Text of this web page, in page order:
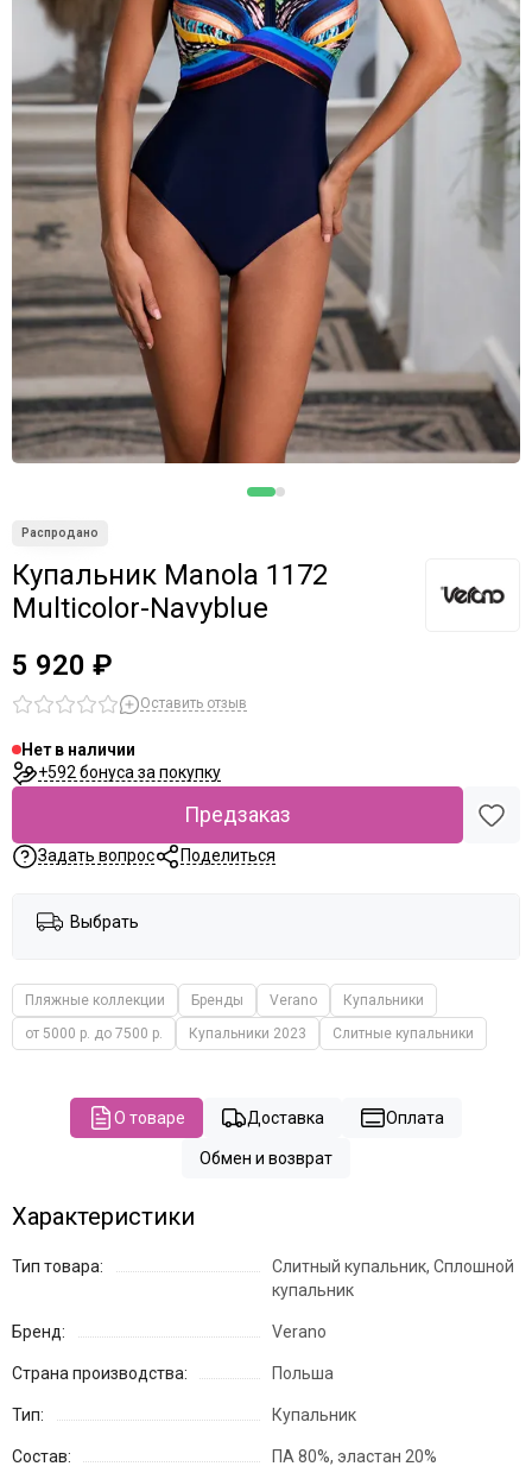
Купальник Manola 1172
Multicolor-Navyblue
5 920 ₽
Оставить отзыв
Нет в наличии
+592 бонуса за покупку
Предзаказ
Задать вопрос Поделиться
Выбрать
Пляжные коллекции Бренды Verano
Купальники
от 5000 р. до 7500 р.
Купальники 2023 Слитные купальники
О товаре Доставка Оплата
Обмен и возврат
Характеристики
Тип товара:
Слитный купальник, Сплошной
купальник
Бренд: Verano
Страна производства: Польша
Тип: Купальник
Состав: ПА 80%, эластан 20%